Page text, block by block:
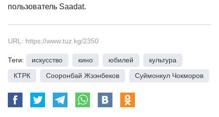
пользователь Saadat.
URL: https://www.tuz.kg/2350
Теги: искусство кино юбилей культура
КТРК
Сооронбай Жээнбеков Суймонкул Чокморов